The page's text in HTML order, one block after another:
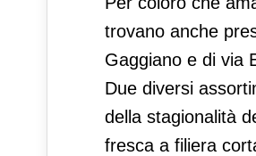
trovano anche
Gaggiano e di via
Due diversi
della stagionalità
fresca a filiera